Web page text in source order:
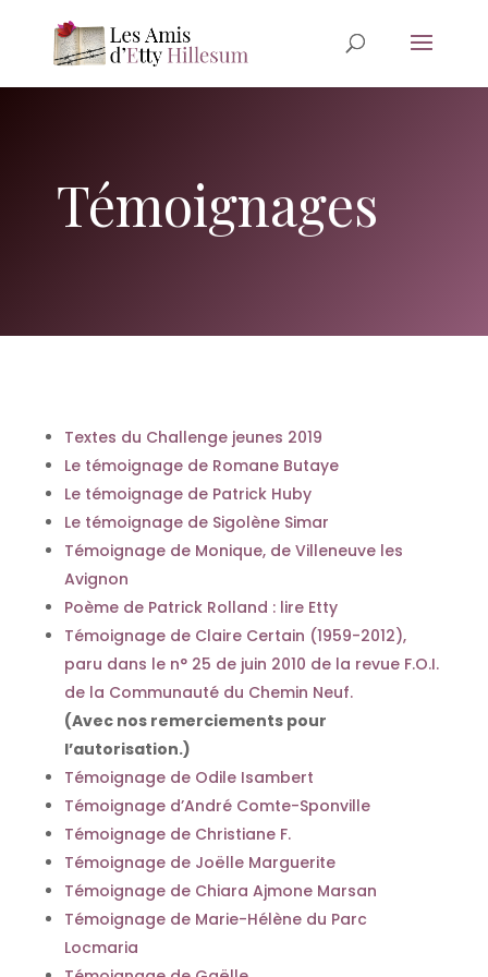
Témoignages
Textes du Challenge jeunes 2019
Le témoignage de Romane Butaye
Le témoignage de Patrick Huby
Le témoignage de Sigolène Simar
Témoignage de Monique, de Villeneuve les
Avignon
Poème de Patrick Rolland : lire Etty
Témoignage de Claire Certain (1959-2012),
paru dans le n° 25 de juin 2010 de la revue F.O.I.
de la Communauté du Chemin Neuf.
(Avec nos remerciements pour
l’autorisation.)
Témoignage de Odile Isambert
Témoignage d’André Comte-Sponville
Témoignage de Christiane F.
Témoignage de Joëlle Marguerite
Témoignage de Chiara Ajmone Marsan
Témoignage de Marie-Hélène du Parc
Locmaria